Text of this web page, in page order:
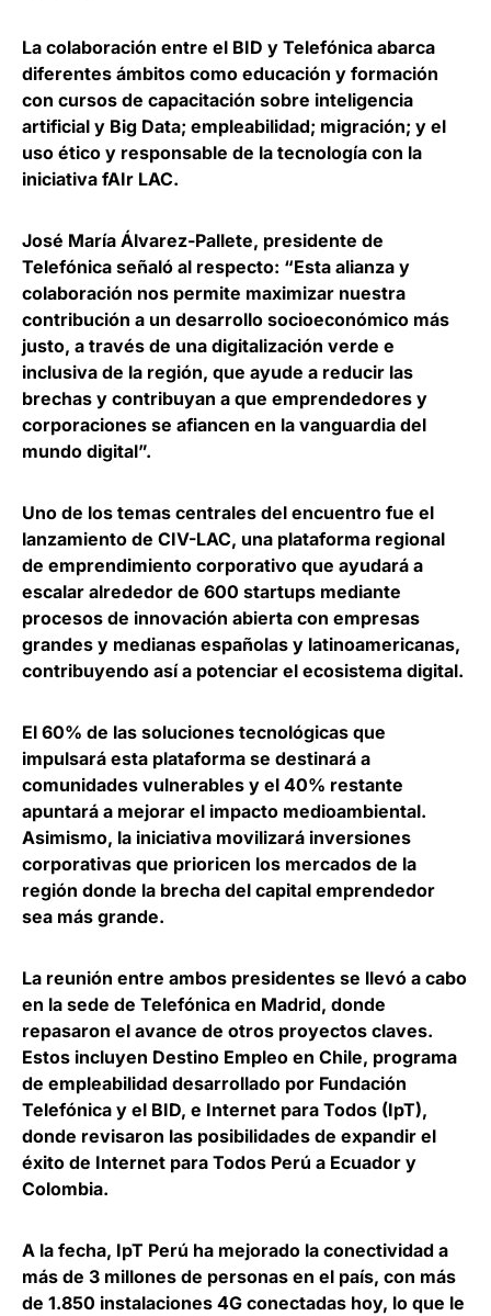
La colaboración entre el BID y Telefónica abarca
diferentes ámbitos como educación y formación
con cursos de capacitación sobre inteligencia
artificial y Big Data; empleabilidad; migración; y el
uso ético y responsable de la tecnología con la
iniciativa fAIr LAC.
José María Álvarez-Pallete, presidente de
Telefónica señaló al respecto: “Esta alianza y
colaboración nos permite maximizar nuestra
contribución a un desarrollo socioeconómico más
justo, a través de una digitalización verde e
inclusiva de la región, que ayude a reducir las
brechas y contribuyan a que emprendedores y
corporaciones se afiancen en la vanguardia del
mundo digital”.
Uno de los temas centrales del encuentro fue el
lanzamiento de CIV-LAC, una plataforma regional
de emprendimiento corporativo que ayudará a
escalar alrededor de 600 startups mediante
procesos de innovación abierta con empresas
grandes y medianas españolas y latinoamericanas,
contribuyendo así a potenciar el ecosistema digital.
El 60% de las soluciones tecnológicas que
impulsará esta plataforma se destinará a
comunidades vulnerables y el 40% restante
apuntará a mejorar el impacto medioambiental.
Asimismo, la iniciativa movilizará inversiones
corporativas que prioricen los mercados de la
región donde la brecha del capital emprendedor
sea más grande.
La reunión entre ambos presidentes se llevó a cabo
en la sede de Telefónica en Madrid, donde
repasaron el avance de otros proyectos claves.
Estos incluyen Destino Empleo en Chile, programa
de empleabilidad desarrollado por Fundación
Telefónica y el BID, e Internet para Todos (IpT),
donde revisaron las posibilidades de expandir el
éxito de Internet para Todos Perú a Ecuador y
Colombia.
A la fecha, IpT Perú ha mejorado la conectividad a
más de 3 millones de personas en el país, con más
de 1.850 instalaciones 4G conectadas hoy, lo que le